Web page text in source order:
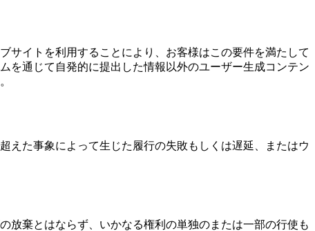
サイトを利用することにより、お客様はこの要件を満たして
を通じて自発的に提出した情報以外のユーザー生成コンテン
えた事象によって生じた履行の失敗もしくは遅延、またはウ
放棄とはならず、いかなる権利の単独のまたは一部の行使も